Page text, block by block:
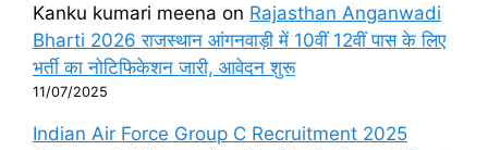
Kanku kumari meena on Rajasthan Anganwadi
Bharti 2026 राजस्थान आंगनवाड़ी में 10वीं 12वीं पास के लिए
भर्ती का नोटिफिकेशन जारी, आवेदन शुरू
11/07/2025
Indian Air Force Group C Recruitment 2025